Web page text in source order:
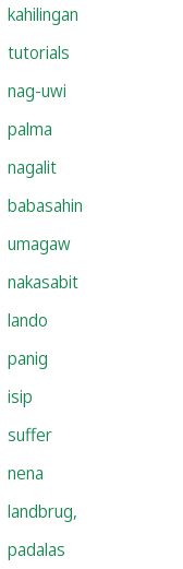
kahilingan
tutorials
nag-uwi
palma
nagalit
babasahin
umagaw
nakasabit
lando
panig
isip
suffer
nena
landbrug,
padalas